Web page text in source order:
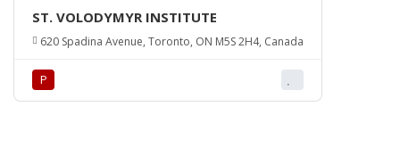
ST. VOLODYMYR INSTITUTE
620 Spadina Avenue, Toronto, ON M5S 2H4, Canada
Р